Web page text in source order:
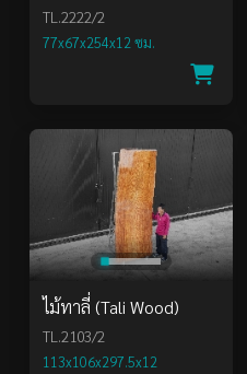
TL.2222/2
77x67x254x12 ซม.
ไม้ทาลี่ (Tali Wood)
TL.2103/2
113x106x297.5x12